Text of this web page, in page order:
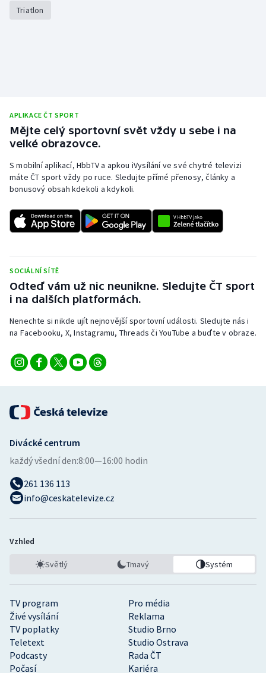
Triatlon
APLIKACE ČT SPORT
Mějte celý sportovní svět vždy u sebe i na
velké obrazovce.
S mobilní aplikací, HbbTV a apkou iVysílání ve své chytré televizi
máte ČT sport vždy po ruce. Sledujte přímé přenosy, články a
bonusový obsah kdekoli a kdykoli.
SOCIÁLNÍ SÍTĚ
Odteď vám už nic neunikne. Sledujte ČT sport
i na dalších platformách.
Nenechte si nikde ujít nejnovější sportovní události. Sledujte nás i
na Facebooku, X, Instagramu, Threads či YouTube a buďte v obraze.
TV program
Pro média
Živé vysílání
Reklama
TV poplatky
Studio Brno
Teletext
Studio Ostrava
Podcasty
Rada ČT
Počasí
Kariéra
Divácké centrum
každý všední den:8:00—16:00 hodin
261 136 113
info@ceskatelevize.cz
Vzhled
Světlý Tmavý Systém